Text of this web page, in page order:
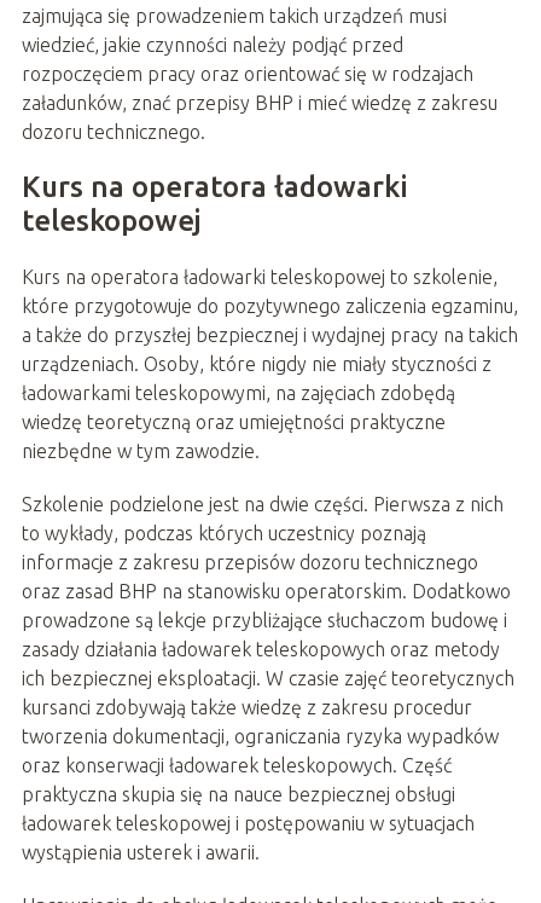
zajmująca się prowadzeniem takich urządzeń musi
wiedzieć, jakie czynności należy podjąć przed
rozpoczęciem pracy oraz orientować się w rodzajach
załadunków, znać przepisy BHP i mieć wiedzę z zakresu
dozoru technicznego.
Kurs na operatora ładowarki
teleskopowej
Kurs na operatora ładowarki teleskopowej to szkolenie,
które przygotowuje do pozytywnego zaliczenia egzaminu,
a także do przyszłej bezpiecznej i wydajnej pracy na takich
urządzeniach. Osoby, które nigdy nie miały styczności z
ładowarkami teleskopowymi, na zajęciach zdobędą
wiedzę teoretyczną oraz umiejętności praktyczne
niezbędne w tym zawodzie.
Szkolenie podzielone jest na dwie części. Pierwsza z nich
to wykłady, podczas których uczestnicy poznają
informacje z zakresu przepisów dozoru technicznego
oraz zasad BHP na stanowisku operatorskim. Dodatkowo
prowadzone są lekcje przybliżające słuchaczom budowę i
zasady działania ładowarek teleskopowych oraz metody
ich bezpiecznej eksploatacji. W czasie zajęć teoretycznych
kursanci zdobywają także wiedzę z zakresu procedur
tworzenia dokumentacji, ograniczania ryzyka wypadków
oraz konserwacji ładowarek teleskopowych. Część
praktyczna skupia się na nauce bezpiecznej obsługi
ładowarek teleskopowej i postępowaniu w sytuacjach
wystąpienia usterek i awarii.